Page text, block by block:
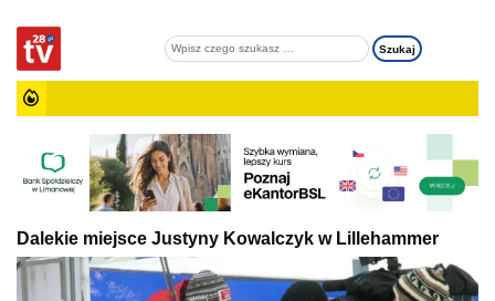
Dalekie miejsce Justyny Kowalczyk w Lillehammer